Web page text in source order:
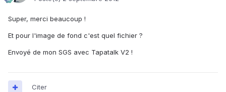
Super, merci beaucoup !
Et pour l'image de fond c'est quel fichier ?
Envoyé de mon SGS avec Tapatalk V2 !
Citer